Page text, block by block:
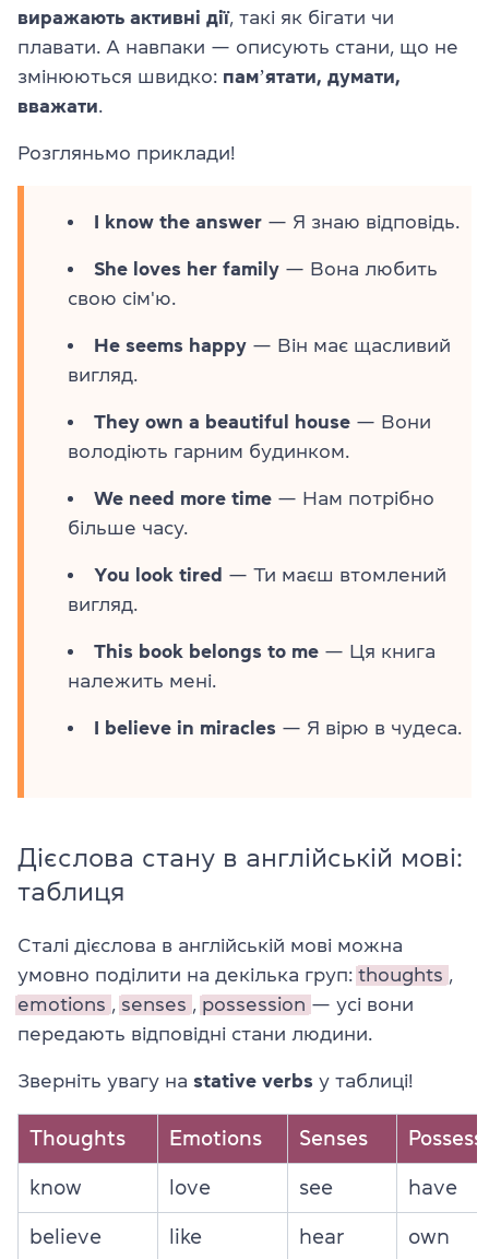
виражають активні дії, такі як бігати чи
плавати. А навпаки — описують стани, що не
змінюються швидко: памʼятати, думати,
вважати.
Розгляньмо приклади!
I know the answer — Я знаю відповідь.
She loves her family — Вона любить
свою сім'ю.
He seems happy — Він має щасливий
вигляд.
They own a beautiful house — Вони
володіють гарним будинком.
We need more time — Нам потрібно
більше часу.
You look tired — Ти маєш втомлений
вигляд.
This book belongs to me — Ця книга
належить мені.
I believe in miracles — Я вірю в чудеса.
Дієслова стану в англійській мові:
таблиця
Сталі дієслова в англійській мові можна
умовно поділити на декілька груп: thoughts ,
emotions , senses , possession — усі вони
передають відповідні стани людини.
Зверніть увагу на stative verbs у таблиці!
Thoughts Emotions Senses
know love see have
believe like hear own